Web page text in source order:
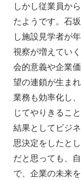
しかし従業員か
たようです。石
し施設見学者が
視察が増えてい
会的意義や企業
望の連鎖が生ま
業務も効率化し
じてやりきるこ
結果としてビジ
思決定をしたと
だと思っても、
で、企業の未来